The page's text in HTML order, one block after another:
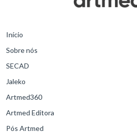
Início
Sobre nós
SECAD
Jaleko
Artmed360
Artmed Editora
Pós Artmed